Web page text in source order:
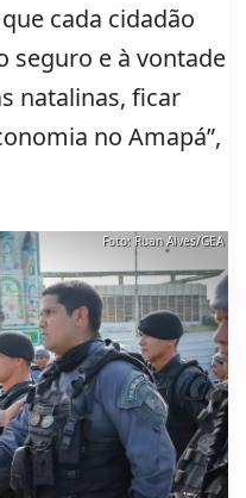
cada cidadão
seguro e à vontade
natalinas, ficar
no Amapá”,
Foto: Ruan Alves/GEA